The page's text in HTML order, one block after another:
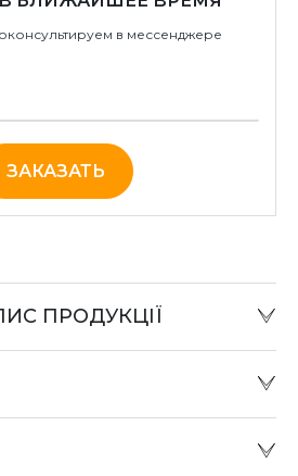
в мессенджере
ЗАКАЗАТЬ
ПРОДУКЦІЇ
платежом» в